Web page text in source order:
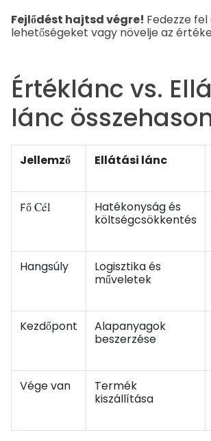
Fejlődést hajtsd végre! Fedezze
lehetőségeket vagy növelje az
Értéklánc vs.
lánc
Jellemző Ellátási lánc
FőCél
Hatékonyság és
költségcsökkentés
Hangsúly
Logisztika és
műveletek
Kezdőpont
Alapanyagok
beszerzése
Vége van
Termék
kiszállítása